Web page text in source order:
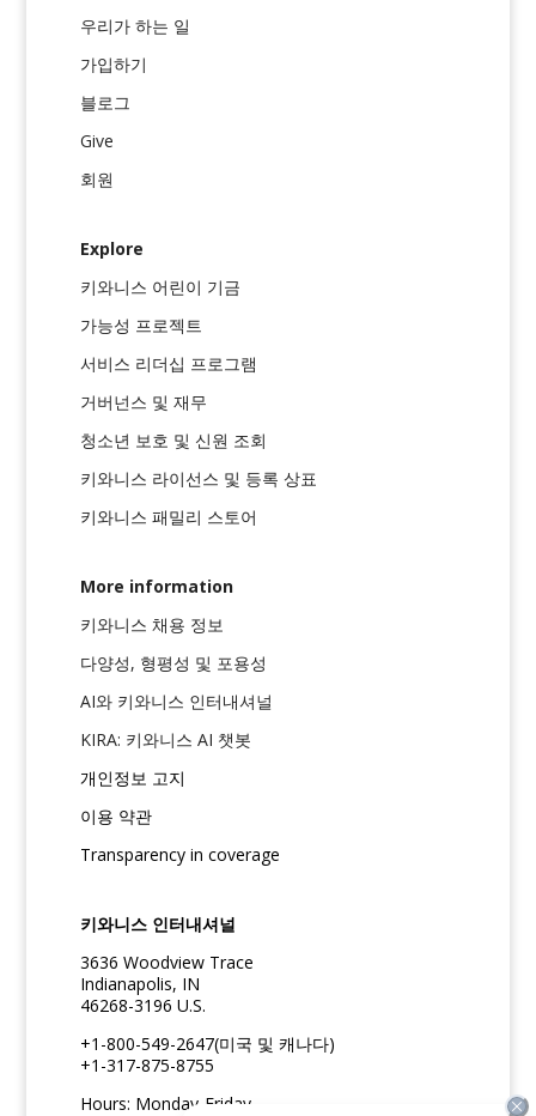
우리가 하는 일
가입하기
블로그
Give
회원
Explore
키와니스 어린이 기금
가능성 프로젝트
서비스 리더십 프로그램
거버넌스 및 재무
청소년 보호 및 신원 조회
키와니스 라이선스 및 등록 상표
키와니스 패밀리 스토어
More information
키와니스 채용 정보
다양성, 형평성 및 포용성
AI와 키와니스 인터내셔널
KIRA: 키와니스 AI 챗봇
개인정보 고지
이용 약관
Transparency in coverage
키와니스 인터내셔널
3636 Woodview Trace
Indianapolis, IN
46268-3196 U.S.
+1-800-549-2647(미국 및 캐나다)
+1-317-875-8755
Hours: Monday-Friday